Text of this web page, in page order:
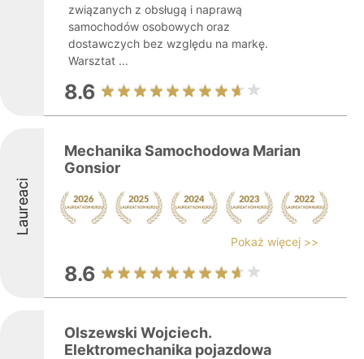
związanych z obsługą i naprawą
samochodów osobowych oraz
dostawczych bez względu na markę.
Warsztat ...
8.6
Laureaci
Mechanika Samochodowa Marian
Gonsior
Pokaż więcej >>
8.6
Olszewski Wojciech.
Elektromechanika pojazdowa